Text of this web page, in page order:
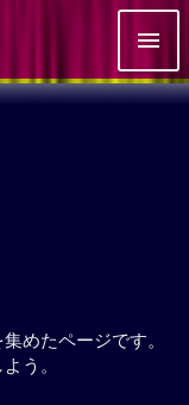
めたページです。
う。